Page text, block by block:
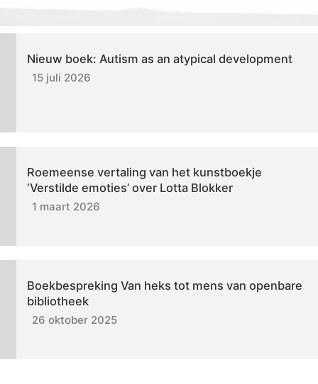
Nieuw boek: Autism as an atypical development
15 juli 2026
Roemeense vertaling van het kunstboekje
‘Verstilde emoties’ over Lotta Blokker
1 maart 2026
Boekbespreking Van heks tot mens van openbare
bibliotheek
26 oktober 2025